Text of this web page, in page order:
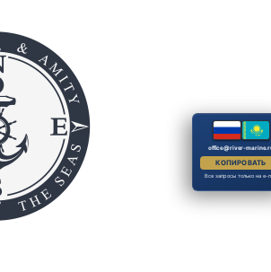
office@river-
КОПИРОВАТЬ
Все запросы только на e-